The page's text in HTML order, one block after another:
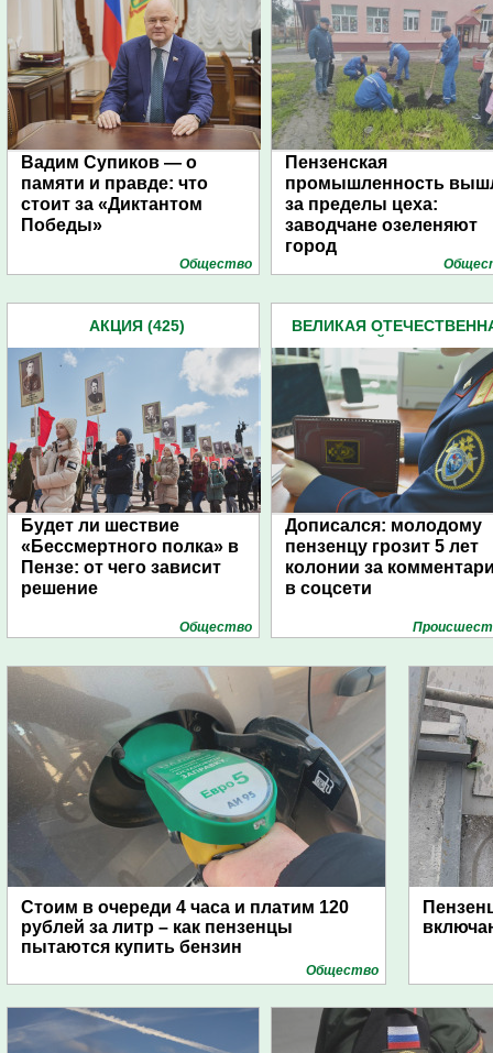
Вадим Супиков — о
памяти и правде: что
стоит за «Диктантом
Победы»
Общество
Пензенская
промышленность
за пределы цеха:
заводчане озеленяют
город
АКЦИЯ (425)
Будет ли шествие
«Бессмертного полка» в
Пензе: от чего зависит
решение
Общество
ВЕЛИКАЯ
Дописался: молодому
пензенцу грозит 5 лет
колонии за
в соцсети
Стоим в очереди 4 часа и платим 120
рублей за литр – как пензенцы
пытаются купить бензин
Общество